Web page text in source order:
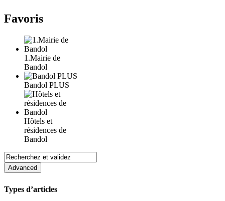
Favoris
1.Mairie de
Bandol
Bandol PLUS
Hôtels et
résidences de
Bandol
Types d’articles